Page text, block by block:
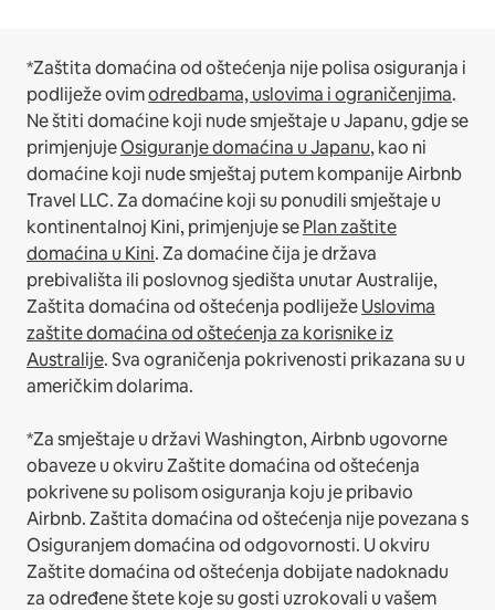
*Zaštita domaćina od oštećenja nije polisa osiguranja i
podliježe ovimodredbama, uslovima i ograničenjima.
Ne štiti domaćine koji nude smještaje u Japanu, gdje se
primjenjujeOsiguranje domaćina u Japanu, kao ni
domaćine koji nude smještaj putem kompanije Airbnb
Travel LLC.Za domaćine koji su ponudili smještaje u
kontinentalnoj Kini, primjenjuje sePlan zaštite
domaćina u Kini.Za domaćine čija je država
prebivališta ili poslovnog sjedišta unutar Australije,
Zaštita domaćina od oštećenja podliježeUslovima
zaštite domaćina od oštećenja za korisnike iz
Australije. Sva ograničenja pokrivenosti prikazana su u
američkim dolarima.
*Za smještaje u državi Washington, Airbnb ugovorne
obaveze u okviru Zaštite domaćina od oštećenja
pokrivene su polisom osiguranja koju je pribavio
Airbnb. Zaštita domaćina od oštećenja nije povezana s
Osiguranjem domaćina od odgovornosti. U okviru
Zaštite domaćina od oštećenja dobijate nadoknadu
za određene štete koje su gosti uzrokovali u vašem